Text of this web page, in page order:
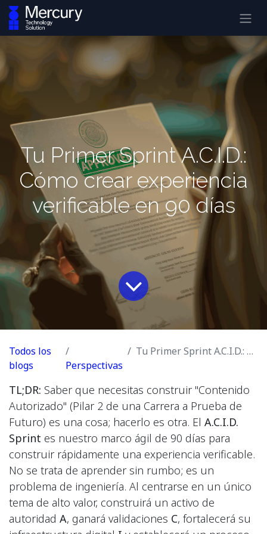
Tu Primer Sprint A.C.I.D.:
Cómo crear experiencia
verificable en 90 días
Todos los
blogs
Perspectivas
Tu Primer Sprint A.C.I.D.: Cómo crear experiencia verificable en 90 días
TL;DR: Saber que necesitas construir "Contenido
Autorizado" (Pilar 2 de una Carrera a Prueba de
Futuro) es una cosa; hacerlo es otra. El A.C.I.D.
Sprint es nuestro marco ágil de 90 días para
construir rápidamente una experiencia verificable.
No se trata de aprender sin rumbo; es un
problema de ingeniería. Al centrarse en un único
tema de alto valor, construirá un activo de
autoridad A, ganará validaciones C, fortalecerá su